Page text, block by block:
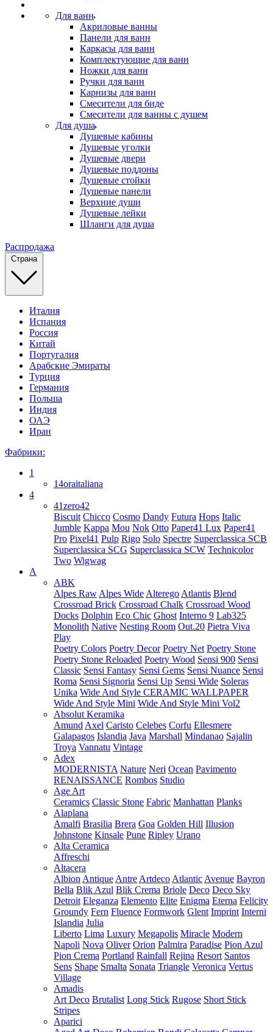
Для ванн
Акриловые ванны
Панели для ванн
Каркасы для ванн
Комплектующие для ванн
Ножки для ванн
Ручки для ванн
Карнизы для ванн
Смесители для биде
Смесители для ванны с душем
Для душа
Душевые кабины
Душевые уголки
Душевые двери
Душевые поддоны
Душевые стойки
Душевые панели
Верхние души
Душевые лейки
Шланги для душа
Распродажа
Страна
Италия
Испания
Россия
Китай
Португалия
Арабские Эмираты
Турция
Германия
Польша
Индия
ОАЭ
Иран
Фабрики:
1
14oraitaliana
4
41zero42
Biscuit Chicco Cosmo Dandy Futura Hops Italic
Jumble Kappa Mou Nok Otto Paper41 Lux Paper41
Pro Pixel41 Pulp Rigo Solo Spectre Superclassica SCB
Superclassica SCG Superclassica SCW Technicolor
Two Wigwag
A
ABK
Alpes Raw Alpes Wide Alterego Atlantis Blend
Crossroad Brick Crossroad Chalk Crossroad Wood
Docks Dolphin Eco Chic Ghost Interno 9 Lab325
Monolith Native Nesting Room Out.20 Pietra Viva
Play
Poetry Colors Poetry Decor Poetry Net Poetry Stone
Poetry Stone Reloaded Poetry Wood Sensi 900 Sensi
Classic Sensi Fantasy Sensi Gems Sensi Nuance Sensi
Roma Sensi Signoria Sensi Up Sensi Wide Soleras
Unika Wide And Style CERAMIC WALLPAPER
Wide And Style Mini Wide And Style Mini Vol2
Absolut Keramika
Amund Axel Caristo Celebes Corfu Ellesmere
Galapagos Islandia Java Marshall Mindanao Sajalin
Troya Vannatu Vintage
Adex
MODERNISTA Nature Neri Ocean Pavimento
RENAISSANCE Rombos Studio
Age Art
Ceramics Classic Stone Fabric Manhattan Planks
Alaplana
Amalfi Brasilia Brera Goa Golden Hill Illusion
Johnstone Kinsale Pune Ripley Urano
Alta Ceramica
Affreschi
Altacera
Albion Antique Antre Artdeco Atlantic Avenue Bayron
Bella Blik Azul Blik Crema Briole Deco Deco Sky
Detroit Eleganza Elemento Elite Enigma Eterna Felicity
Groundy Fern Fluence Formwork Glent Imprint Interni
Islandia Julia
Liberto Lima Luxury Megapolis Miracle Modern
Napoli Nova Oliver Orion Palmira Paradise Pion Azul
Pion Crema Portland Rainfall Rejina Resort Santos
Sens Shape Smalta Sonata Triangle Veronica Vertus
Village
Amadis
Art Deco Brutalist Long Stick Rugose Short Stick
Stripes
Aparici